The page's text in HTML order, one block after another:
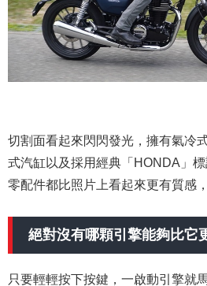
切割面看起來閃閃發光，擁有氣冷
式汽缸以及採用經典「HONDA」
零配件都比照片上看起來更有質感
絕對沒有哪顆引擎能夠比它
只要輕輕按下按鍵，一啟動引擎就